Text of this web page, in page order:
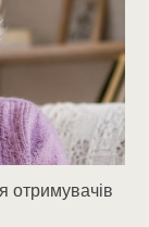
отримувачів